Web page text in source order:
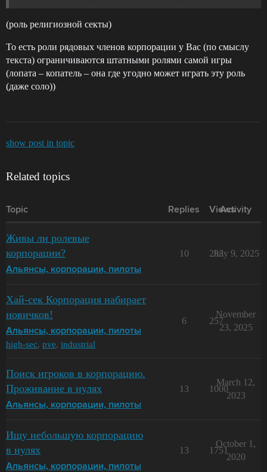
(роль религиозной секты)
То есть роли рядовых членов корпорации у Вас (по смыслу
текста) ограничиваются штатными ролями самой игры
(лопата – копатель – она где угодно может играть эту роль
(даже соло))
show post in topic
Related topics
Topic Replies Views
Activity
Живы ли ролевые
корпорации?
Альянсы, корпорации, пилоты
10 283
July 9, 2025
Хай-сек Корпорация набирает
новичков!
Альянсы, корпорации, пилоты
high-sec, pve, industrial
6 257
November
23, 2025
Поиск игроков в корпорацию.
Проживание в нулях
Альянсы, корпорации, пилоты
13 1000
March 12,
2023
Ищу небольшую корпорацию
в нулях
Альянсы, корпорации, пилоты
13 1751
October 1,
2020